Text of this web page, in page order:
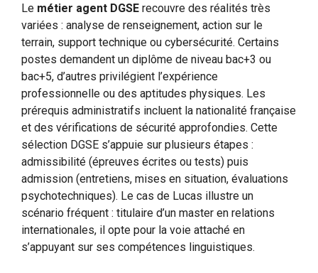
Le métier agent DGSE recouvre des réalités très
variées : analyse de renseignement, action sur le
terrain, support technique ou cybersécurité. Certains
postes demandent un diplôme de niveau bac+3 ou
bac+5, d’autres privilégient l’expérience
professionnelle ou des aptitudes physiques. Les
prérequis administratifs incluent la nationalité française
et des vérifications de sécurité approfondies. Cette
sélection DGSE s’appuie sur plusieurs étapes :
admissibilité (épreuves écrites ou tests) puis
admission (entretiens, mises en situation, évaluations
psychotechniques). Le cas de Lucas illustre un
scénario fréquent : titulaire d’un master en relations
internationales, il opte pour la voie attaché en
s’appuyant sur ses compétences linguistiques.